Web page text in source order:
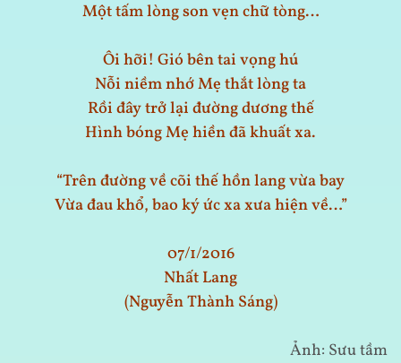
Một tấm lòng son vẹn chữ tòng…
Ôi hỡi! Gió bên tai vọng hú
Nỗi niềm nhớ Mẹ thắt lòng ta
Rồi đây trở lại đường dương thế
Hình bóng Mẹ hiền đã khuất xa.
“Trên đường về cõi thế hồn lang vừa bay
Vừa đau khổ, bao ký ức xa xưa hiện về…”
07/1/2016
Nhất Lang
(Nguyễn Thành Sáng)
Ảnh: Sưu tầm